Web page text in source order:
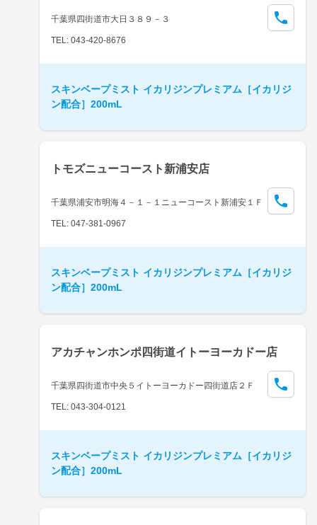
千葉県四街道市大日３８９－３
TEL: 043-420-8676
スキンベープミスト イカリジンプレミアム［イカリジ
ン配合］200mL
トモズニューコースト新浦安店
千葉県浦安市明海４－１－１ニューコースト新浦安１Ｆ
TEL: 047-381-0967
スキンベープミスト イカリジンプレミアム［イカリジ
ン配合］200mL
アカチャンホンポ四街道イトーヨーカドー店
千葉県四街道市中央５イトーヨーカドー四街道店２Ｆ
TEL: 043-304-0121
スキンベープミスト イカリジンプレミアム［イカリジ
ン配合］200mL